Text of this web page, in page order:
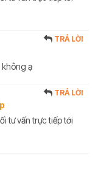
TRẢ LỜI
ạ
TRẢ LỜI
tư vấn trực tiếp tới